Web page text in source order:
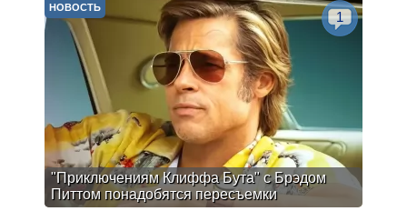
"Приключениям Клиффа Бута" с Брэдом
Питтом понадобятся пересъемки
НОВОСТЬ
1